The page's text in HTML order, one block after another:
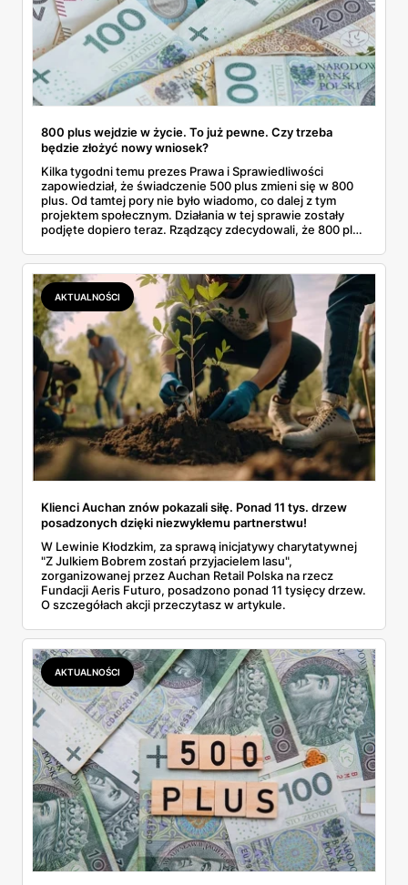
800 plus wejdzie w życie. To już pewne. Czy trzeba
będzie złożyć nowy wniosek?
Kilka tygodni temu prezes Prawa i Sprawiedliwości
zapowiedział, że świadczenie 500 plus zmieni się w 800
plus. Od tamtej pory nie było wiadomo, co dalej z tym
projektem społecznym. Działania w tej sprawie zostały
podjęte dopiero teraz. Rządzący zdecydowali, że 800 plus
AKTUALNOŚCI
Klienci Auchan znów pokazali siłę. Ponad 11 tys. drzew
posadzonych dzięki niezwykłemu partnerstwu!
W Lewinie Kłodzkim, za sprawą inicjatywy charytatywnej
"Z Julkiem Bobrem zostań przyjacielem lasu",
zorganizowanej przez Auchan Retail Polska na rzecz
Fundacji Aeris Futuro, posadzono ponad 11 tysięcy drzew.
O szczegółach akcji przeczytasz w artykule.
AKTUALNOŚCI